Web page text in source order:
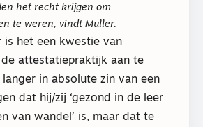
het recht krijgen om
te weren, vindt Muller.
is het een kwestie van
attestatiepraktijk aan te
langer in absolute zin van een
dat hij/zij ‘gezond in de leer
van wandel’ is, maar dat te